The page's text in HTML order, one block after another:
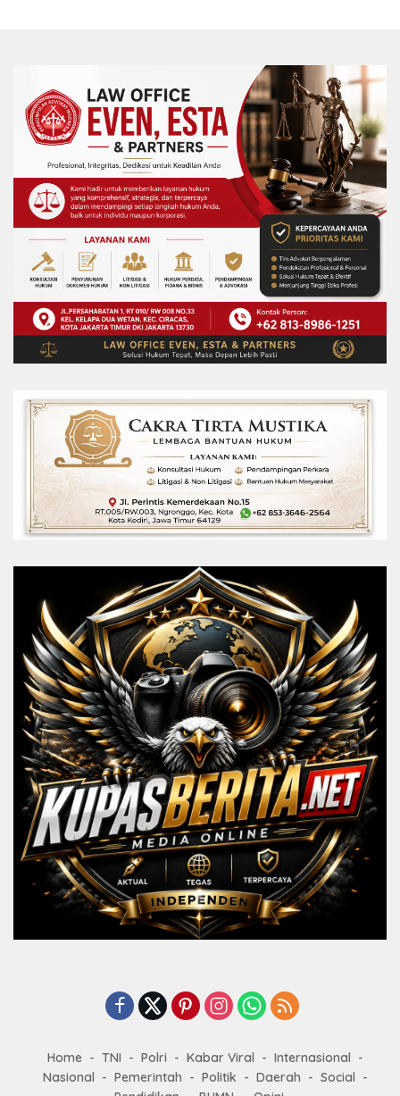
Home TNI Polri Kabar Viral
Internasional
Nasional
Pemerintah Politik Daerah
Social